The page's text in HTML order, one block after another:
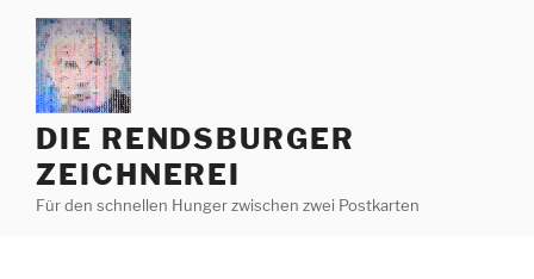
Zum
Inhalt
springen
DIE RENDSBURGER
ZEICHNEREI
Für den schnellen Hunger zwischen zwei Postkarten